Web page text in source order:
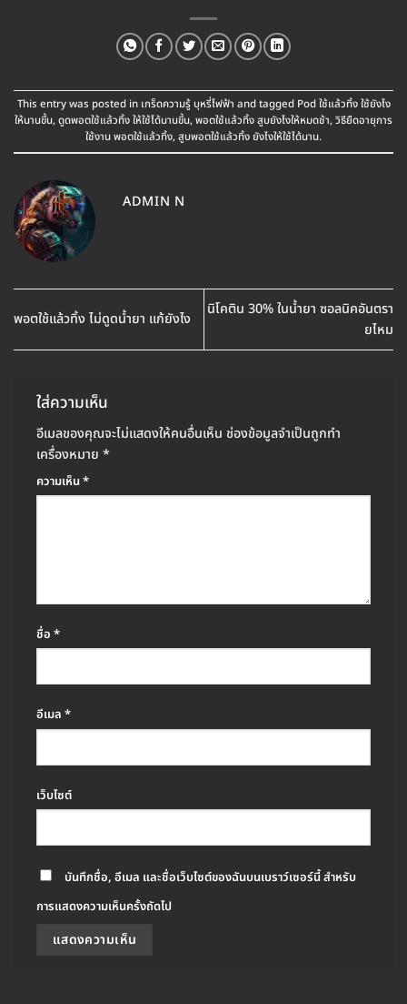
This entry was posted in เกร็ดความรู้ บุหรี่ไฟฟ้า and tagged Pod ใช้แล้วทิ้ง ใช้ยังไง
ให้นานขึ้น, ดูดพอตใช้แล้วทิ้ง ให้ใช้ได้นานขึ้น, พอตใช้แล้วทิ้ง สูบยังไงให้หมดช้า, วิธียืดอายุการ
ใช้งาน พอตใช้แล้วทิ้ง, สูบพอตใช้แล้วทิ้ง ยังไงให้ใช้ได้นาน.
ADMIN N
พอตใช้แล้วทิ้ง ไม่ดูดน้ำยา แก้ยังไง
นิโคติน 30% ในน้ำยา ซอลนิคอันตรา
ยไหม
ใส่ความเห็น
อีเมลของคุณจะไม่แสดงให้คนอื่นเห็น ช่องข้อมูลจำเป็นถูกทำ
เครื่องหมาย *
ความเห็น*
ชื่อ *
อีเมล *
เว็บไซต์
บันทึกชื่อ, อีเมล และชื่อเว็บไซต์ของฉันบนเบราว์เซอร์นี้ สำหรับ
การแสดงความเห็นครั้งถัดไป